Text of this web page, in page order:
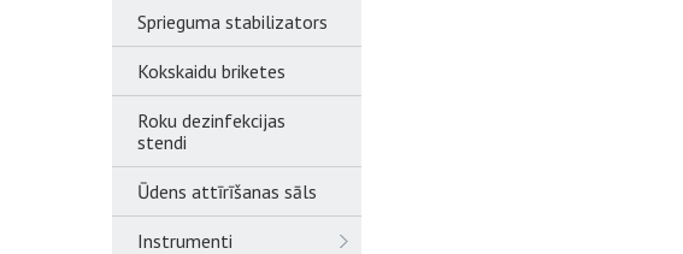
Sprieguma stabilizators
Kokskaidu briketes
Roku dezinfekcijas
stendi
Ūdens attīrīšanas sāls
Instrumenti